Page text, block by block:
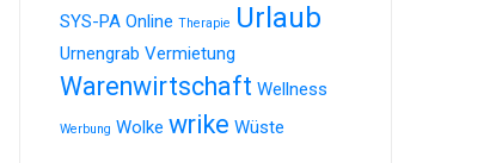
SYS-PA Online Therapie Urlaub
Urnengrab Vermietung
Warenwirtschaft Wellness
Werbung Wolke wrike Wüste